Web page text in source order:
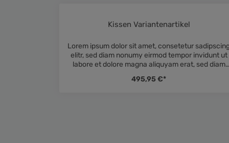
Kissen Variantenartikel
Lorem ipsum dolor sit amet, consetetur
elitr, sed diam nonumy eirmod tempor invidunt ut
labore et dolore magna aliquyam erat, sed diam
dolores et ea rebum. Stet clita kasd gubergren, no
495,95 €*